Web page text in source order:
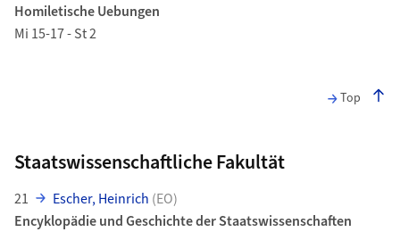
Homiletische Uebungen
Mi 15-17 - St 2
Top
Staatswissenschaftliche Fakultät
21 Escher, Heinrich (EO)
Encyklopädie und Geschichte der Staatswissenschaften